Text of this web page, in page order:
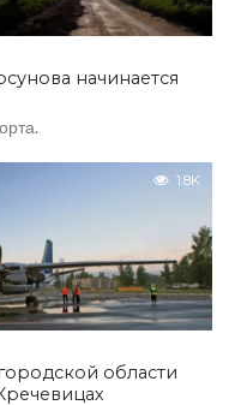
начинается
1.8K
области